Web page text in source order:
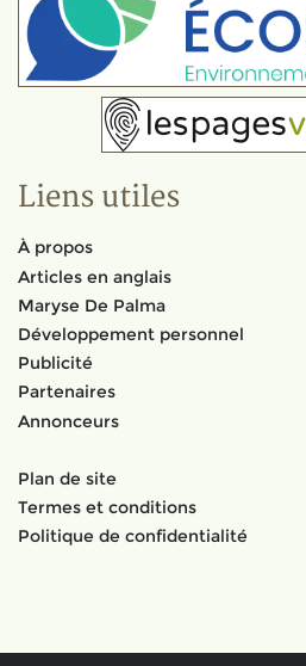
Liens utiles
À propos
Articles en anglais
Maryse De Palma
Développement personnel
Publicité
Partenaires
Annonceurs
Plan de site
Termes et conditions
Politique de confidentialité